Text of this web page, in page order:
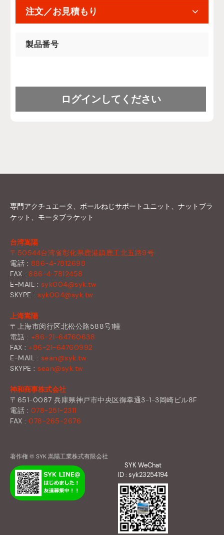
注文／お見積もり
製品番号
専門アクチュエータ、ボールねじサポートユニット、ナットブラ
ケット、モータブラケット
台湾嵩陽
〒50544台湾省彰化県鹿港鎮鹿工北五路9号
電話 : 886-4-7812698
FAX : 886-4-7812458
E-MAIL : syk004@syk.tw
SKYPE : syk004@syk.tw
上海嵩陽
〒上海市闵行区北松公路588号1幢
電話 : +86-21-64760638
FAX : +86-21-64760992
E-MAIL : sean@syk.tw
SKYPE : sean@syk.tw
神和商事株式会社
〒651-0087 兵庫県神戸市中央区御幸通3-1-3岡崎ビル8F
電話 : 078-251-2311
FAX : 078-265-2676
著作権 © SYK 嵩陽工業株式有限会社
SYK WeChat
ID : syk23254194